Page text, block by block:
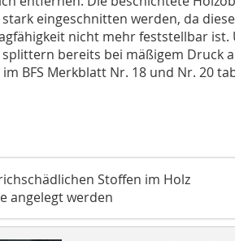
eingeschnitten werden, da
nicht mehr feststellbar ist.
bereits bei mäßigem Druck
BFS Merkblatt Nr. 18 und Nr. 20
Stoffen im Holz
angelegt werden